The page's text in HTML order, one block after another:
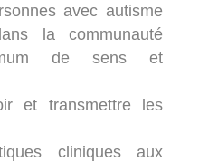
avec autisme
la communauté
de sens et
et transmettre les
cliniques aux